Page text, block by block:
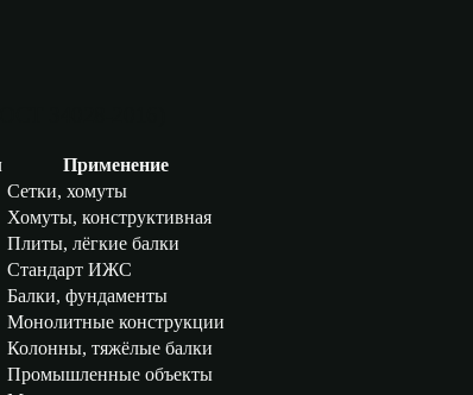
Применение
Сетки, хомуты
Хомуты, конструктивная
Плиты, лёгкие балки
Стандарт ИЖС
Балки, фундаменты
Монолитные конструкции
Колонны, тяжёлые балки
Промышленные объекты